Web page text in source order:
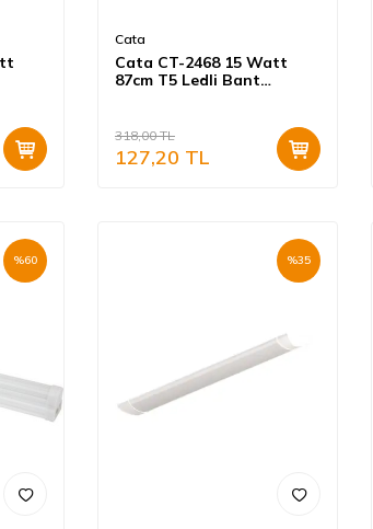
Cata
Cata CT-2468 15 Watt
87cm T5 Ledli Bant
318,00TL
127,20 TL
%60 %35